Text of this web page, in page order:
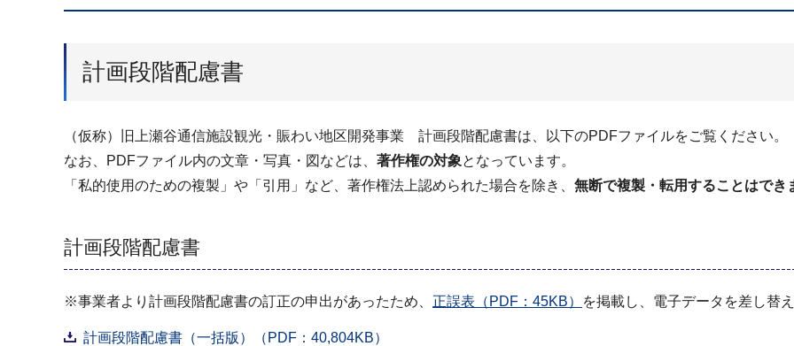
計画段階配慮書
（仮称）旧上瀬谷通信施設観光・賑わい地区開発事業 計画段階配慮書は、以下のPDFファイルをご覧ください。
なお、PDFファイル内の文章・写真・図などは、 著作権の対象となっています。
「私的使用のための複製」や「引用」など、著作権法上認められた場合を除き、 無断で複製・転用することはでき
計画段階配慮書
※事業者より計画段階配慮書の訂正の申出があったため、 正誤表（PDF：45KB） を掲載し、電子データを差し替
計画段階配慮書（一括版）（PDF：40,804KB）